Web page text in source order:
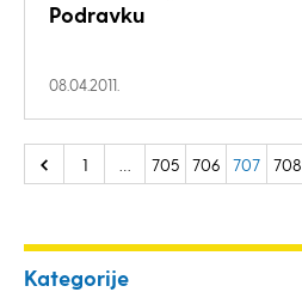
Kategorije
Podravku
08.04.2011.
1 705 706 707 708